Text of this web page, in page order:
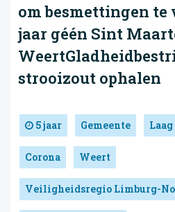
om besmettingen
jaar géén Sint
strooizout ophalen
5 jaar Gemeente Laag
Corona Weert
Veiligheidsregio Limburg-